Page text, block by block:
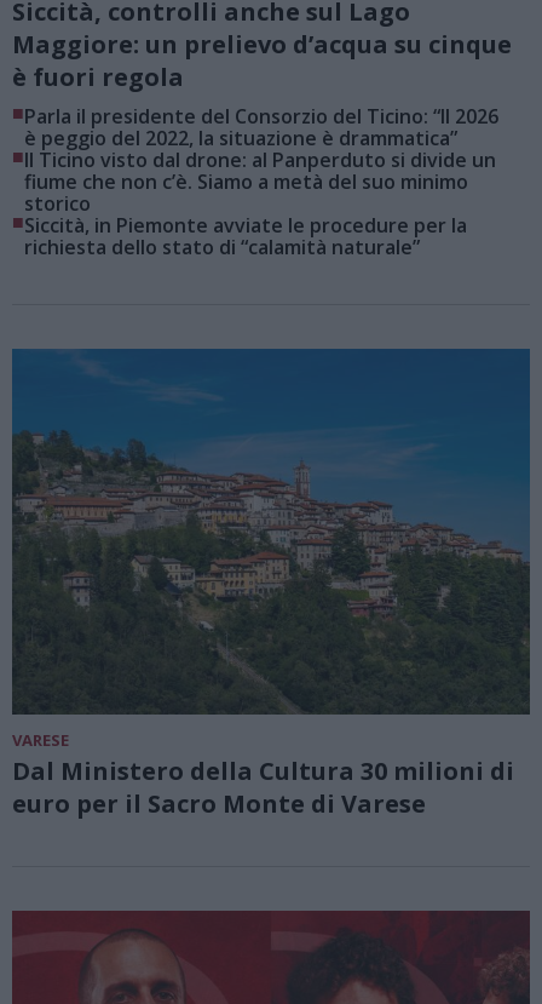
Siccità, controlli anche sul Lago
Maggiore: un prelievo d’acqua su cinque
è fuori regola
■Parla il presidente del Consorzio del Ticino: “Il 2026
è peggio del 2022, la situazione è drammatica”
■Il Ticino visto dal drone: al Panperduto si divide un
fiume che non c’è. Siamo a metà del suo minimo
storico
■Siccità, in Piemonte avviate le procedure per la
richiesta dello stato di “calamità naturale”
VARESE
Dal Ministero della Cultura 30 milioni di
euro per il Sacro Monte di Varese